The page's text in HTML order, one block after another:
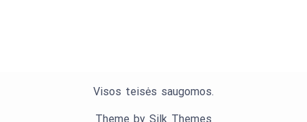
Visos teisės saugomos.
Theme by Silk Themes